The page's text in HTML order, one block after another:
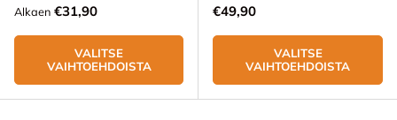
Normaali hinta
Alkaen €31,90
VALITSE
VAIHTOEHDOISTA
Normaali hinta
€49,90
VALITSE
VAIHTOEHDOISTA